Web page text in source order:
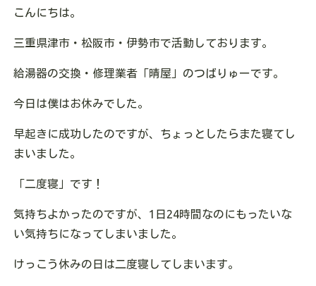
こんにちは。
三重県津市・松阪市・伊勢市で活動しております。
給湯器の交換・修理業者「晴屋」のつばりゅーです。
今日は僕はお休みでした。
早起きに成功したのですが、ちょっとしたらまた寝てし
まいました。
「二度寝」です！
気持ちよかったのですが、1日24時間なのにもったいな
い気持ちになってしまいました。
けっこう休みの日は二度寝してしまいます。